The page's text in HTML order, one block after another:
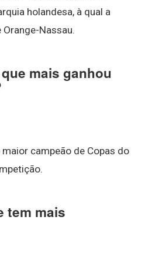
holandesa, à qual a
Nassau.
mais ganhou
campeão de Copas do
tem mais